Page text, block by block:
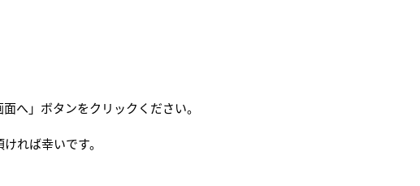
へ」ボタンをクリックください。
れば幸いです。